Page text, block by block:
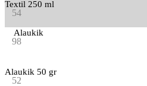
Textil 250 ml
54
Alaukik
98
Alaukik 50 gr
52